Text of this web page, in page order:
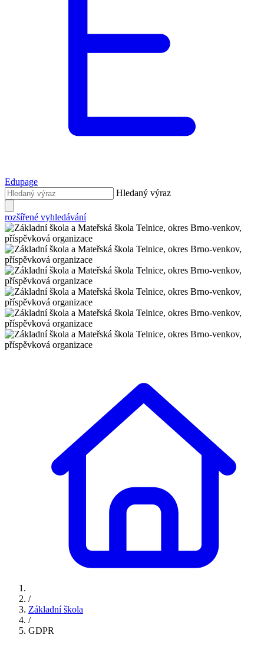
Edupage
Hledaný výraz
rozšířené vyhledávání
/
Základní škola
/
GDPR